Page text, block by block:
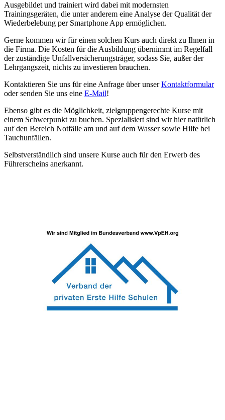
Ausgebildet und trainiert wird dabei mit modernsten
Trainingsgeräten, die unter anderem eine Analyse der Qualität der
Wiederbelebung per Smartphone App ermöglichen.
Gerne kommen wir für einen solchen Kurs auch direkt zu Ihnen in
die Firma. Die Kosten für die Ausbildung übernimmt im Regelfall
der zuständige Unfallversicherungsträger, sodass Sie, außer der
Lehrgangszeit, nichts zu investieren brauchen.
Kontaktieren Sie uns für eine Anfrage über unserKontaktformular
oder senden Sie uns eine E-Mail!
Ebenso gibt es die Möglichkeit, zielgruppengerechte Kurse mit
einem Schwerpunkt zu buchen. Spezialisiert sind wir hier natürlich
auf den Bereich Notfälle am und auf dem Wasser sowie Hilfe bei
Tauchunfällen.
Selbstverständlich sind unsere Kurse auch für den Erwerb des
Führerscheins anerkannt.